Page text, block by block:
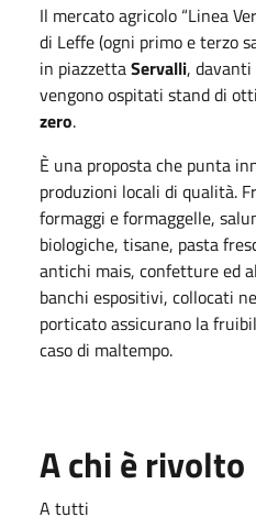
Il mercato agricolo “Linea
di Leffe (ogni primo e terzo
in piazzettaServalli,
vengono ospitati stand di
zero.
È una proposta che punta
produzioni locali di qualità.
formaggi e formaggelle,
biologiche, tisane, pasta
antichi mais, confetture ed
banchi espositivi, collocati
porticato assicurano la
caso di maltempo.
A chi è rivolto
A tutti